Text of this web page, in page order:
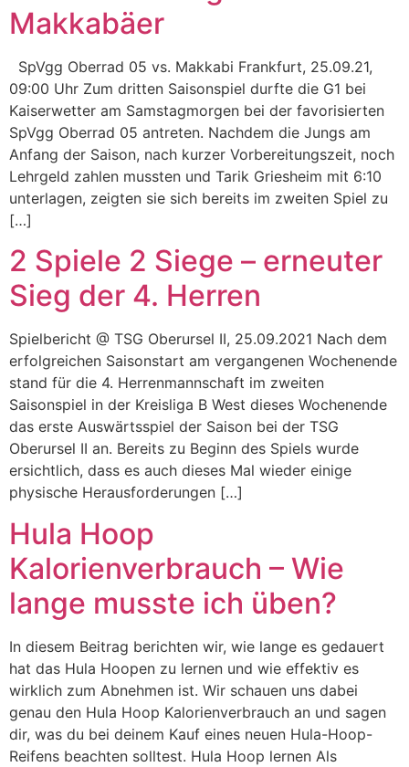
Makkabäer
SpVgg Oberrad 05 vs. Makkabi Frankfurt, 25.09.21,
09:00 Uhr Zum dritten Saisonspiel durfte die G1 bei
Kaiserwetter am Samstagmorgen bei der favorisierten
SpVgg Oberrad 05 antreten. Nachdem die Jungs am
Anfang der Saison, nach kurzer Vorbereitungszeit, noch
Lehrgeld zahlen mussten und Tarik Griesheim mit 6:10
unterlagen, zeigten sie sich bereits im zweiten Spiel zu
[…]
2 Spiele 2 Siege – erneuter
Sieg der 4. Herren
Spielbericht @ TSG Oberursel II, 25.09.2021 Nach dem
erfolgreichen Saisonstart am vergangenen Wochenende
stand für die 4. Herrenmannschaft im zweiten
Saisonspiel in der Kreisliga B West dieses Wochenende
das erste Auswärtsspiel der Saison bei der TSG
Oberursel II an. Bereits zu Beginn des Spiels wurde
ersichtlich, dass es auch dieses Mal wieder einige
physische Herausforderungen […]
Hula Hoop
Kalorienverbrauch – Wie
lange musste ich üben?
In diesem Beitrag berichten wir, wie lange es gedauert
hat das Hula Hoopen zu lernen und wie effektiv es
wirklich zum Abnehmen ist. Wir schauen uns dabei
genau den Hula Hoop Kalorienverbrauch an und sagen
dir, was du bei deinem Kauf eines neuen Hula-Hoop-
Reifens beachten solltest. Hula Hoop lernen Als